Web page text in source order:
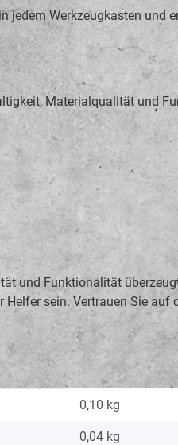
Werkzeugkasten und
Materialqualität und
und Funktionalität
sein. Vertrauen Sie
0,10 kg
0,04 kg